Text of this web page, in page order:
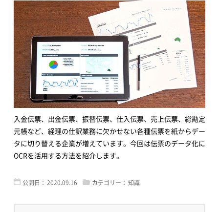
入金伝票、出金伝票、振替伝票、仕入伝票、売上伝票、総勘定
元帳など、経理の仕訳業務に欠かせない各種伝票を紙からデー
タに切り替える企業が増えています。今回は伝票のデータ化に
OCRを活用する方法を紹介します。
公開日： 2020.09.16 カテゴリー： 知識